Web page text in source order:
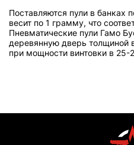
Поставляются пули в банках
весит по 1 грамму, что
Пневматические пули Гамо
деревянную дверь толщиной
при мощности винтовки в